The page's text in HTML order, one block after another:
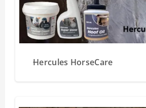
Hercules HorseCare